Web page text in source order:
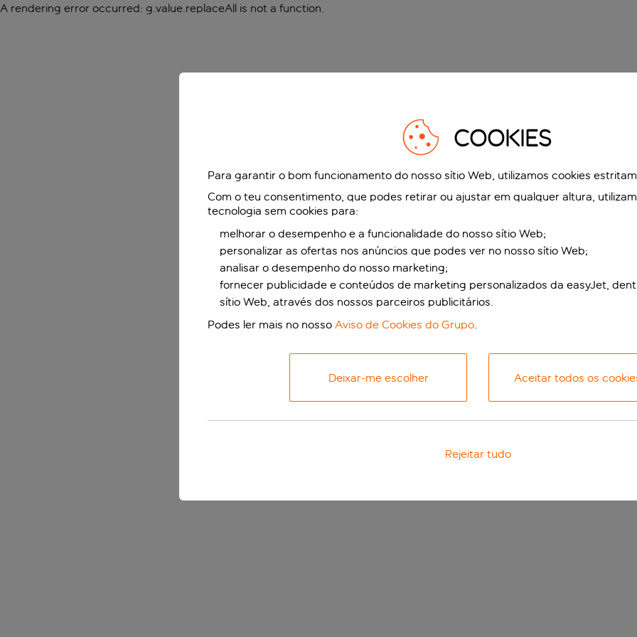
A rendering error occurred: g.value.replaceAll is not a function.
COOKIES
Para garantir o bom funcionamento do nosso sítio Web, utilizamos cookies
Com o teu consentimento, que podes retirar ou ajustar em qualquer altura,
tecnologia sem cookies para:
melhorar o desempenho e a funcionalidade do nosso sítio Web;
personalizar as ofertas nos anúncios que podes ver no nosso sítio Web;
analisar o desempenho do nosso marketing;
fornecer publicidade e conteúdos de marketing personalizados da easyJet,
sítio Web, através dos nossos parceiros publicitários.
Podes ler mais no nosso Aviso de Cookies do Grupo.
Deixar-me escolher Aceitar todos os
Rejeitar tudo